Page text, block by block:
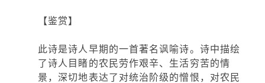
【鉴赏】
此诗是诗人早期的一首著名讽喻诗。诗中描绘
了诗人目睹的农民劳作艰辛、生活穷苦的情
景，深切地表达了对统治阶级的憎恨，对农民